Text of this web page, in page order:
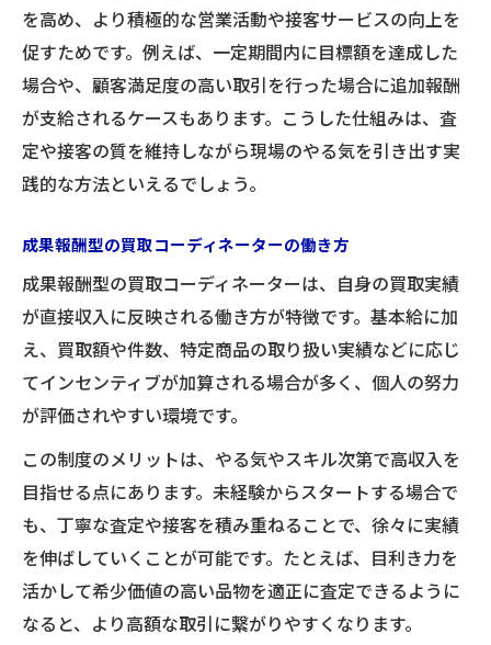
を高め、より積極的な営業活動や接客サービスの向上を
促すためです。例えば、一定期間内に目標額を達成した
場合や、顧客満足度の高い取引を行った場合に追加報酬
が支給されるケースもあります。こうした仕組みは、査
定や接客の質を維持しながら現場のやる気を引き出す実
践的な方法といえるでしょう。
成果報酬型の買取コーディネーターの働き方
成果報酬型の買取コーディネーターは、自身の買取実績
が直接収入に反映される働き方が特徴です。基本給に加
え、買取額や件数、特定商品の取り扱い実績などに応じ
てインセンティブが加算される場合が多く、個人の努力
が評価されやすい環境です。
この制度のメリットは、やる気やスキル次第で高収入を
目指せる点にあります。未経験からスタートする場合で
も、丁寧な査定や接客を積み重ねることで、徐々に実績
を伸ばしていくことが可能です。たとえば、目利き力を
活かして希少価値の高い品物を適正に査定できるように
なると、より高額な取引に繋がりやすくなります。